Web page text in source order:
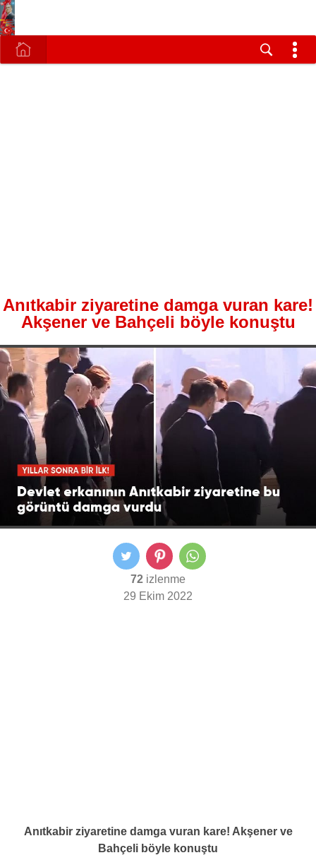
Anıtkabir ziyaretine damga vuran kare!
Akşener ve Bahçeli böyle konuştu
72 izlenme
29 Ekim 2022
Anıtkabir ziyaretine damga vuran kare! Akşener ve
Bahçeli böyle konuştu